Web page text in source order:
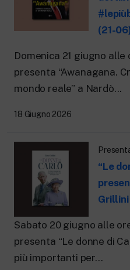
(21-
Domenica 21 giugno
presenta “Awanagana.
mondo reale” a Nardò...
18 Giugno 2026
“Le
Sabato 20 giugno alle
presenta “Le donne di
più importanti per...